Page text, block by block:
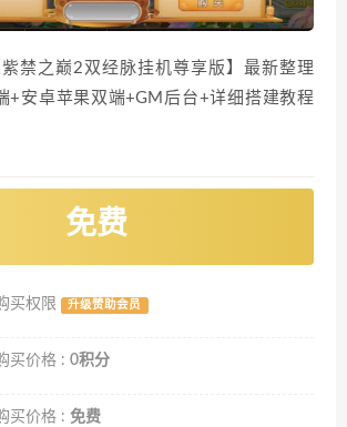
禁之巅2双经脉挂机尊享版】最新整理
+安卓苹果双端+GM后台+详细搭建教程
免费
买权限 升级赞助会员
买价格 : 0积分
买价格 : 免费